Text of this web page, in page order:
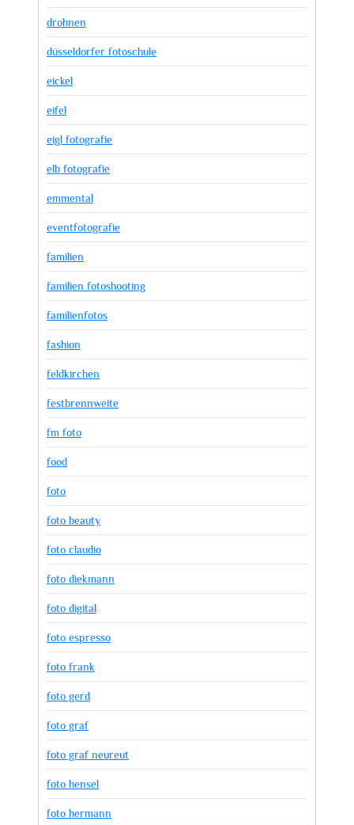
drohnen
düsseldorfer fotoschule
eickel
eifel
eigl fotografie
elb fotografie
emmental
eventfotografie
familien
familien fotoshooting
familienfotos
fashion
feldkirchen
festbrennweite
fm foto
food
foto
foto beauty
foto claudio
foto diekmann
foto digital
foto espresso
foto frank
foto gerd
foto graf
foto graf neureut
foto hensel
foto hermann